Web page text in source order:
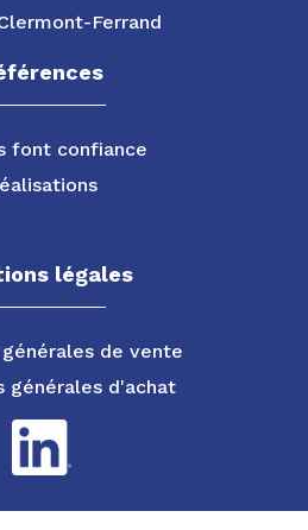
Ferrand
font confiance
légales
de vente
générales d'achat